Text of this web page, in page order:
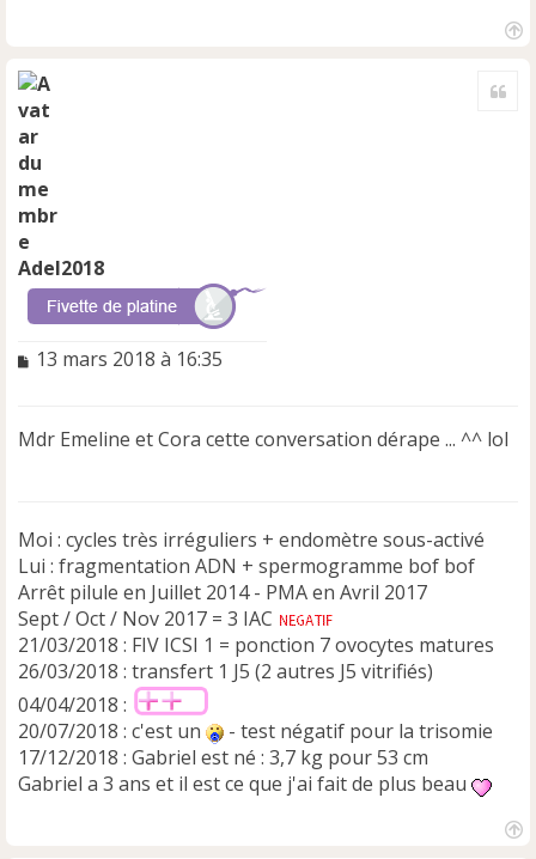
Adel2018
M
s
a
o
n
l
u
13 mars 2018 à 16:35
Mdr Emeline et Cora cette conversation dérape ... ^^ lol
Moi : cycles très irréguliers + endomètre sous-activé
Lui : fragmentation ADN + spermogramme bof bof
Arrêt pilule en Juillet 2014 - PMA en Avril 2017
Sept / Oct / Nov 2017 = 3 IAC
21/03/2018 : FIV ICSI 1 = ponction 7 ovocytes matures
26/03/2018 : transfert 1 J5 (2 autres J5 vitrifiés)
04/04/2018 :
20/07/2018 : c'est un
- test négatif pour la trisomie
17/12/2018 : Gabriel est né : 3,7 kg pour 53 cm
Gabriel a 3 ans et il est ce que j'ai fait de plus beau